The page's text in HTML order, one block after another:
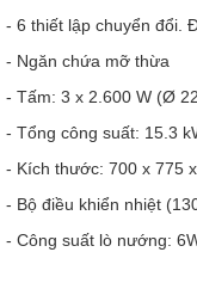
- 6 thiết lập chuyển đổi.
- Ngăn chứa mỡ thừa
- Tấm: 3 x 2.600 W (Ø
- Tổng công suất: 15.3
- Kích thước: 700 x 775 x
- Bộ điều khiển nhiệt
- Công suất lò nướng: